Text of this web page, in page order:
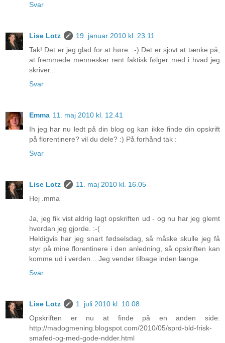
Svar
Lise Lotz
19. januar 2010 kl. 23.11
Tak! Det er jeg glad for at høre. :-) Det er sjovt at tænke på,
at fremmede mennesker rent faktisk følger med i hvad jeg
skriver...
Svar
Emma 11. maj 2010 kl. 12.41
Ih jeg har nu ledt på din blog og kan ikke finde din opskrift
på florentinere? vil du dele? :) På forhånd tak :
Svar
Lise Lotz
11. maj 2010 kl. 16.05
Hej .mma
Ja, jeg fik vist aldrig lagt opskriften ud - og nu har jeg glemt
hvordan jeg gjorde. :-(
Heldigvis har jeg snart fødselsdag, så måske skulle jeg få
styr på mine florentinere i den anledning, så opskriften kan
komme ud i verden... Jeg vender tilbage inden længe.
Svar
Lise Lotz
1. juli 2010 kl. 10.08
Opskriften er nu at finde på en anden side:
http://madogmening.blogspot.com/2010/05/sprd-bld-frisk-
smafed-og-med-gode-ndder.html